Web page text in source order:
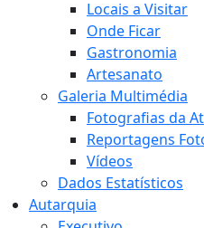
Locais a Visitar
Onde Ficar
Gastronomia
Artesanato
Galeria Multimédia
Fotografias da
Reportagens
Vídeos
Dados Estatísticos
Autarquia